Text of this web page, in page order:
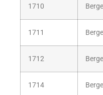
1710
1711
1712
1714